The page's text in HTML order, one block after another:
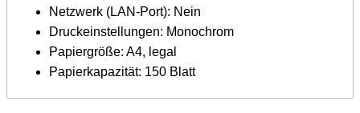
Netzwerk (LAN-Port): Nein
Druckeinstellungen: Monochrom
Papiergröße: A4, legal
Papierkapazität: 150 Blatt